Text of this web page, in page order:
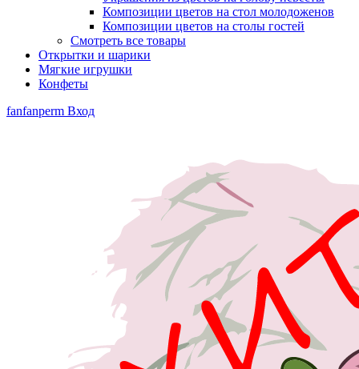
Композиции цветов на стол молодоженов
Композиции цветов на столы гостей
Смотреть все товары
Открытки и шарики
Мягкие игрушки
Конфеты
fanfanperm Вход